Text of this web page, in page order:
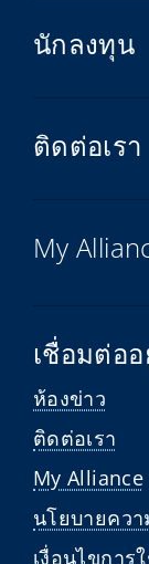
นักลงทุน
ติดต่อเรา
My
เชื่อมต่อ
ห้องข่าว
ติดต่อเรา
My Alliance
นโยบายคว
เงื่อนไขการ